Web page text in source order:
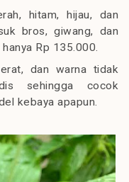
hitam, hijau, dan
bros, giwang, dan
Rp 135.000.
dan warna tidak
sehingga cocok
kebaya apapun.